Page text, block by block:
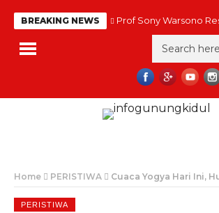
BREAKING NEWS Prof Sony Warsono
Home PERISTIWA Cuaca Yogya Hari Ini,
PERISTIWA